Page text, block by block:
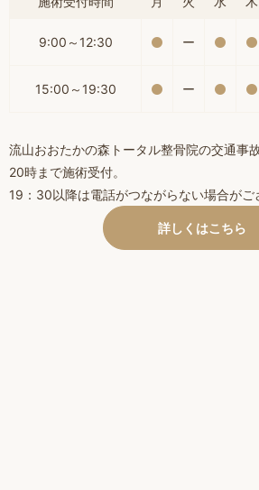
9:00～12:30 ー
15:00～19:30 ー
流山おおたかの森トータル整骨院の交通事
20時まで施術受付。
19：30以降は電話がつながらない場合がご
詳しくはこちら